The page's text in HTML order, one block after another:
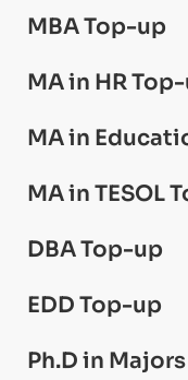
MBA Top-up
MA in HR
MA in
MA in TESOL
DBA Top-up
EDD Top-up
Ph.D in